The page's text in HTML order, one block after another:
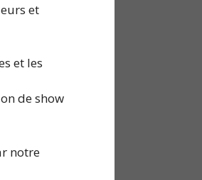
et
et les
de show
notre